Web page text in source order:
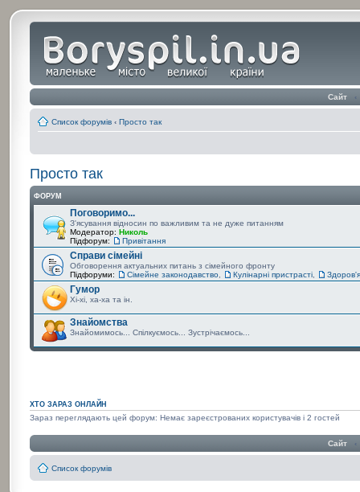
Сайт ‹
Список форумів ‹ Просто так
Просто так
ФОРУМ
Поговоримо...
З'ясування відносин по важливим та не дуже питанням
Модератор: Николь
Підфорум:
Привітання
Справи сімейні
Обговорення актуальних питань з сімейного фронту
Підфоруми:
Сімейне законодавство, Кулінарні пристрасті,
Гумор
Хі-хі, ха-ха та ін.
Знайомства
Знайомимось... Спілкуємось... Зустрічаємось...
ХТО ЗАРАЗ ОНЛАЙН
Зараз переглядають цей форум: Немає зареєстрованих користувачів і 2 гостей
Сайт ‹
Список форумів